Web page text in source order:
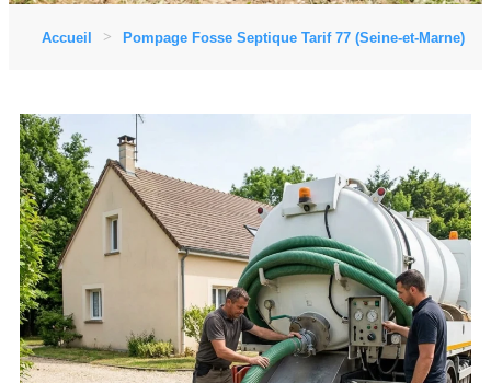
Accueil Pompage Fosse Septique Tarif 77 (Seine-et-Marne)